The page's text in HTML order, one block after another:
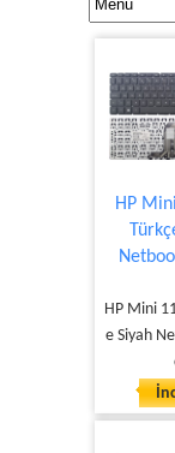
HP
HP Mini
e Siyah